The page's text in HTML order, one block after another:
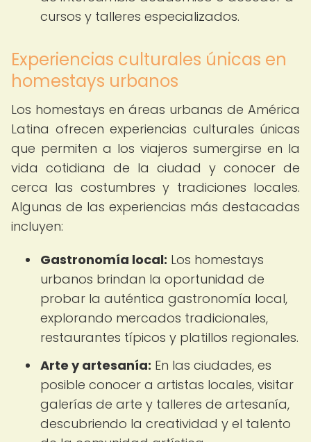
cursos y talleres especializados.
Experiencias culturales únicas en
homestays urbanos
Los homestays en áreas urbanas de América
Latina ofrecen experiencias culturales únicas
que permiten a los viajeros sumergirse en la
vida cotidiana de la ciudad y conocer de
cerca las costumbres y tradiciones locales.
Algunas de las experiencias más destacadas
incluyen:
Gastronomía local: Los homestays
urbanos brindan la oportunidad de
probar la auténtica gastronomía local,
explorando mercados tradicionales,
restaurantes típicos y platillos regionales.
Arte y artesanía: En las ciudades, es
posible conocer a artistas locales, visitar
galerías de arte y talleres de artesanía,
descubriendo la creatividad y el talento